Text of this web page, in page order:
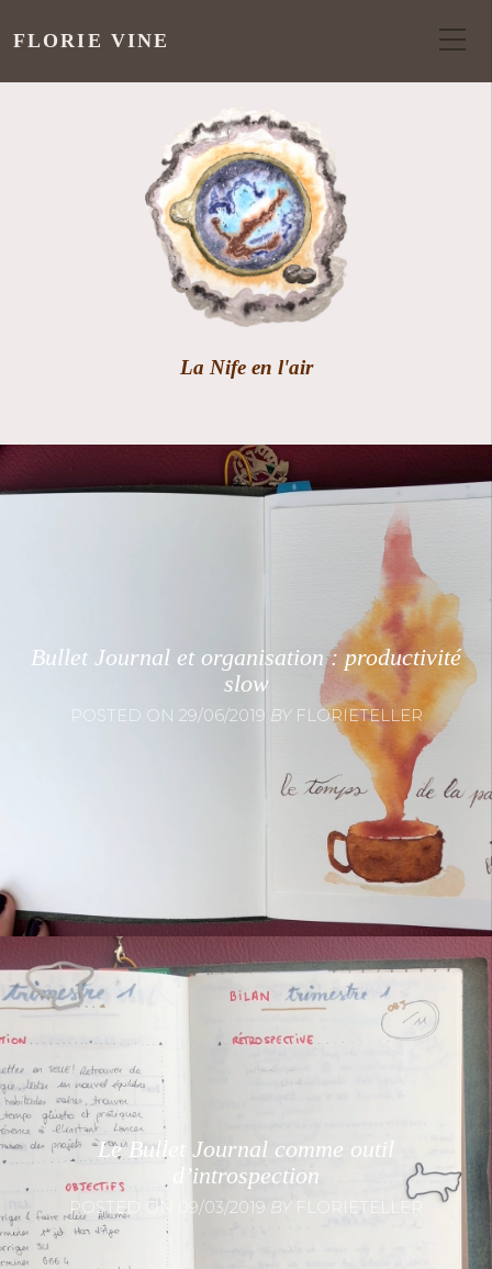
FLORIE VINE
La Nife en l'air
Bullet Journal et organisation : productivité
slow
POSTED ON 29/06/2019 BYFLORIETELLER
Le Bullet Journal comme outil
d’introspection
POSTED ON 09/03/2019 BY FLORIETELLER